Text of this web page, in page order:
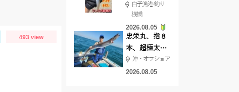
493 view
い投げ釣りが
絶好調!キスや
ハゼが簡単に
釣れますよ💛
白子漁港 釣り
桟橋
2026.08.05
忠栄丸、指８
本、超極太ド
ラゴン登場！
沖・オフショア
2026.08.05